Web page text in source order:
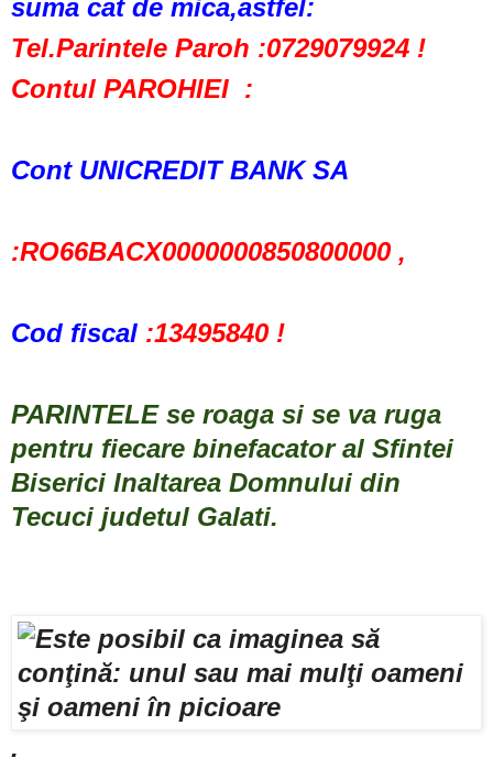
suma cat de mica,astfel:
Tel.Parintele Paroh :0729079924 !
Contul PAROHIEI :
Cont UNICREDIT BANK SA
:RO66BACX0000000850800000 ,
Cod fiscal :13495840 !
PARINTELE se roaga si se va ruga
pentru fiecare binefacator al Sfintei
Biserici Inaltarea Domnului din
Tecuci judetul Galati.
.